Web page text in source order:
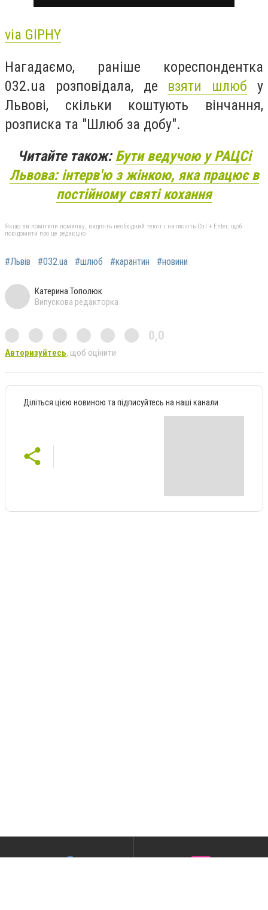
via GIPHY
Нагадаємо, раніше кореспондентка
032.ua розповідала, де взяти шлюб у
Львові, скільки коштують вінчання,
розписка та "Шлюб за добу".
Читайте також:Бути ведучою у РАЦСі
Львова: інтерв'ю з жінкою, яка працює в
постійному святі кохання
Якщо ви помітили помилку, виділіть необхідний текст і натисніть Ctrl + Enter, щоб
повідомити про це редакцію
#Львів #032.ua #шлюб #карантин #новини
Катерина Тополюк
Випускова редакторка
0,0
Авторизуйтесь, щоб оцінити
Діліться цією новиною та підписуйтесь на наші канали